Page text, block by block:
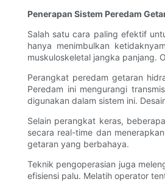
Penerapan Sistem Peredam
Salah satu cara paling efektif
hanya menimbulkan
muskuloskeletal jangka panjang.
Perangkat peredam getaran
Peredam ini mengurangi
digunakan dalam sistem ini.
Selain perangkat keras,
secara real-time dan
getaran yang berbahaya.
Teknik pengoperasian juga
efisiensi palu. Melatih operator